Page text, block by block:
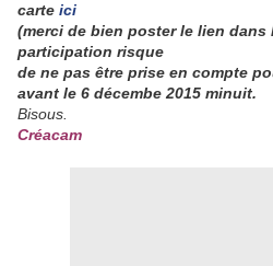
carte ici
(merci de bien poster le lien
participation risque
de ne pas être prise en compte
avant le 6 décembe 2015 minuit.
Bisous.
Créacam